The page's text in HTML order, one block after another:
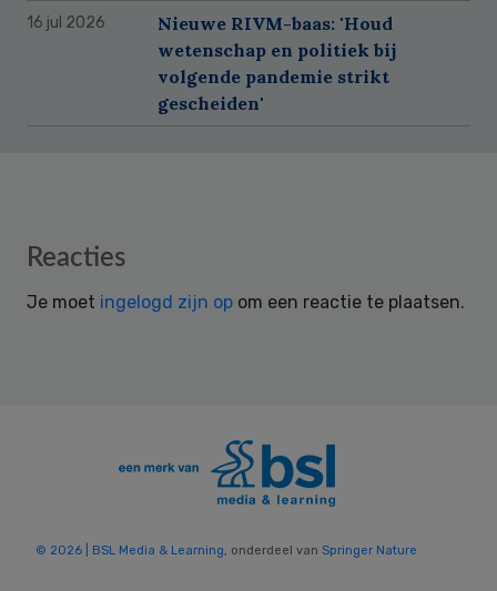
16 jul 2026
Nieuwe RIVM-baas: 'Houd
wetenschap en politiek bij
volgende pandemie strikt
gescheiden'
Reader
Reacties
Je moet ingelogd zijn op om een reactie te plaatsen.
© 2026 | BSL Media & Learning, onderdeel van Springer Nature